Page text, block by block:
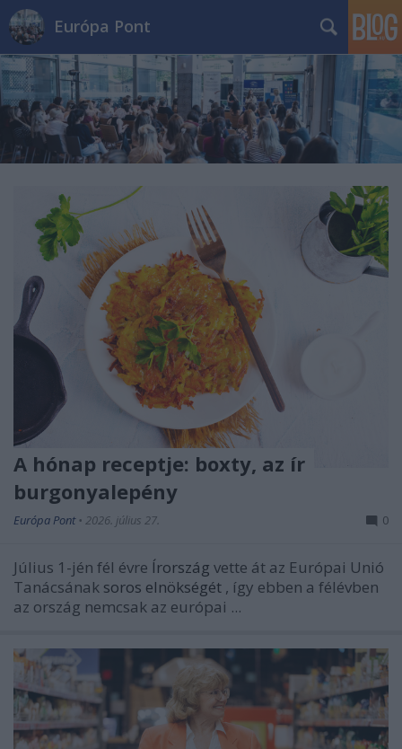
Európa Pont
A hónap receptje: boxty, az ír
burgonyalepény
Európa Pont • 2026. július 27. 0
Július 1-jén fél évre Írország vette át az Európai Unió
Tanácsának soros elnökségét , így ebben a félévben
az ország nemcsak az európai ...